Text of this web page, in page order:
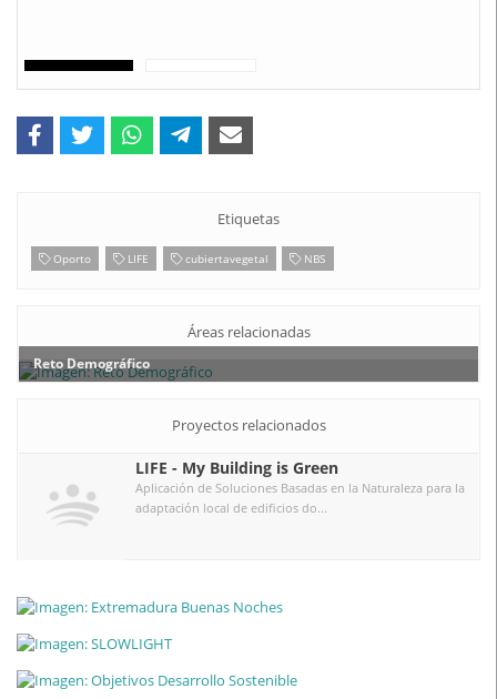
Etiquetas
Oporto LIFE cubiertavegetal NBS
Áreas relacionadas
Reto Demográfico
Proyectos relacionados
LIFE - My Building is Green
Aplicación de Soluciones Basadas en la Naturaleza para la
adaptación local de edificios do...